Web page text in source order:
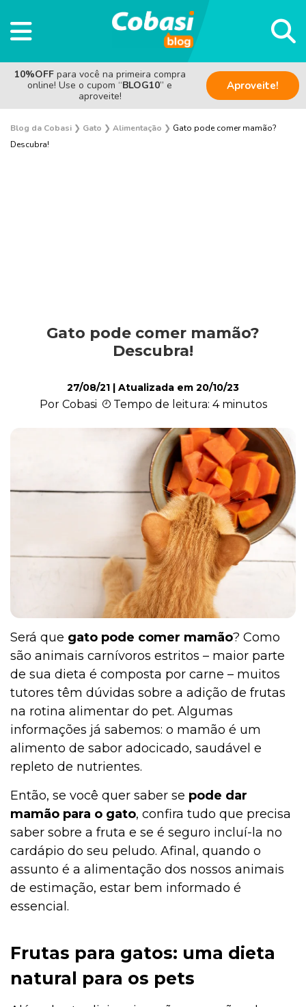
10%OFF para você na primeira compra
online! Use o cupom “BLOG10” e
aproveite!
Aproveite!
Blog da Cobasi ❯ Gato ❯ Alimentação ❯ Gato pode comer mamão?
Descubra!
Comportamento
Curiosidades
Filhote
Higiene
Saúde
Gato pode comer mamão?
Descubra!
27/08/21 | Atualizada em 20/10/23
Por Cobasi Tempo de leitura: 4 minutos
Será que gato pode comer mamão? Como
são animais carnívoros estritos – maior parte
de sua dieta é composta por carne – muitos
tutores têm dúvidas sobre a adição de frutas
na rotina alimentar do pet. Algumas
informações já sabemos: o mamão é um
alimento de sabor adocicado, saudável e
repleto de nutrientes.
Então, se você quer saber se pode dar
mamão para o gato, confira tudo que precisa
saber sobre a fruta e se é seguro incluí-la no
cardápio do seu peludo. Afinal, quando o
assunto é a alimentação dos nossos animais
de estimação, estar bem informado é
essencial.
Frutas para gatos: uma dieta
natural para os pets